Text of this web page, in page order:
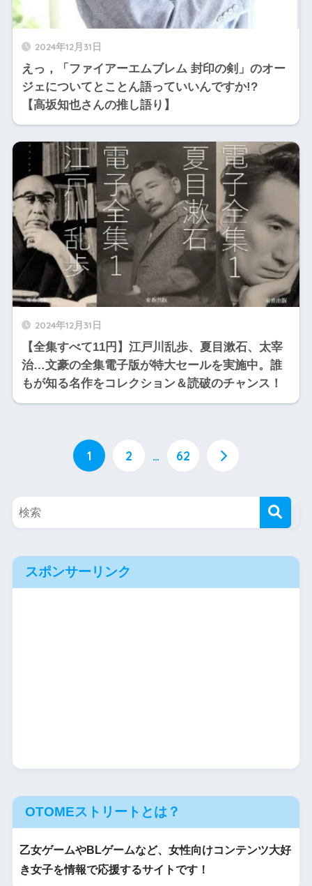
2024年12月31日
えっ，「ファイアーエムブレム 封印の剣」のオー
ジェについてとことん語っていいんですか!?
【高坂知也さんの推し語り】
2024年12月31日
【全集すべて11円】江戸川乱歩、夏目漱石、太宰
治…文豪の全集電子版が特大セールを実施中。誰
もが知る名作をコレクション＆読破のチャンス！
1 2 … 62
スポンサーリンク
OTOMEストリートとは？
乙女ゲームやBLゲームなど、女性向けコンテンツ大好
き女子を情報で応援するサイトです！